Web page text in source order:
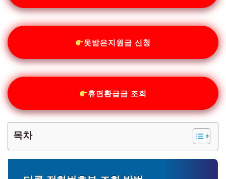
못받은지원금 신청
휴면환급금 조회
목차